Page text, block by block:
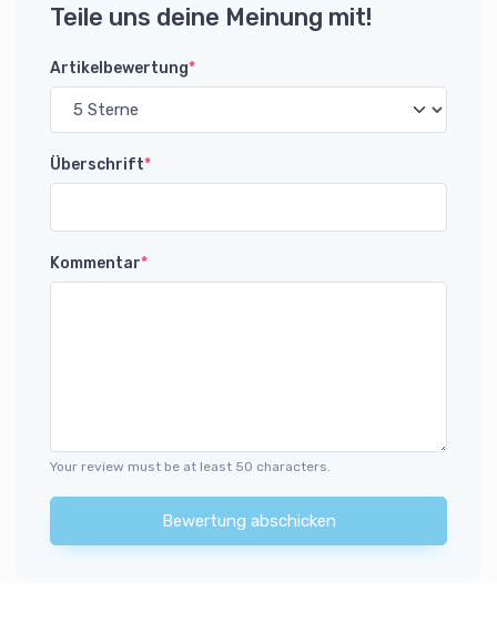
Teile uns deine Meinung mit!
Artikelbewertung*
Überschrift*
Kommentar*
Your review must be at least 50 characters.
Bewertung abschicken